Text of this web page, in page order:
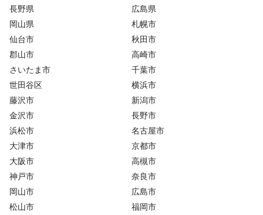
長野県
広島県
岡山県
札幌市
仙台市
秋田市
郡山市
高崎市
さいたま市
千葉市
世田谷区
横浜市
藤沢市
新潟市
金沢市
長野市
浜松市
名古屋市
大津市
京都市
大阪市
高槻市
神戸市
奈良市
岡山市
広島市
松山市
福岡市